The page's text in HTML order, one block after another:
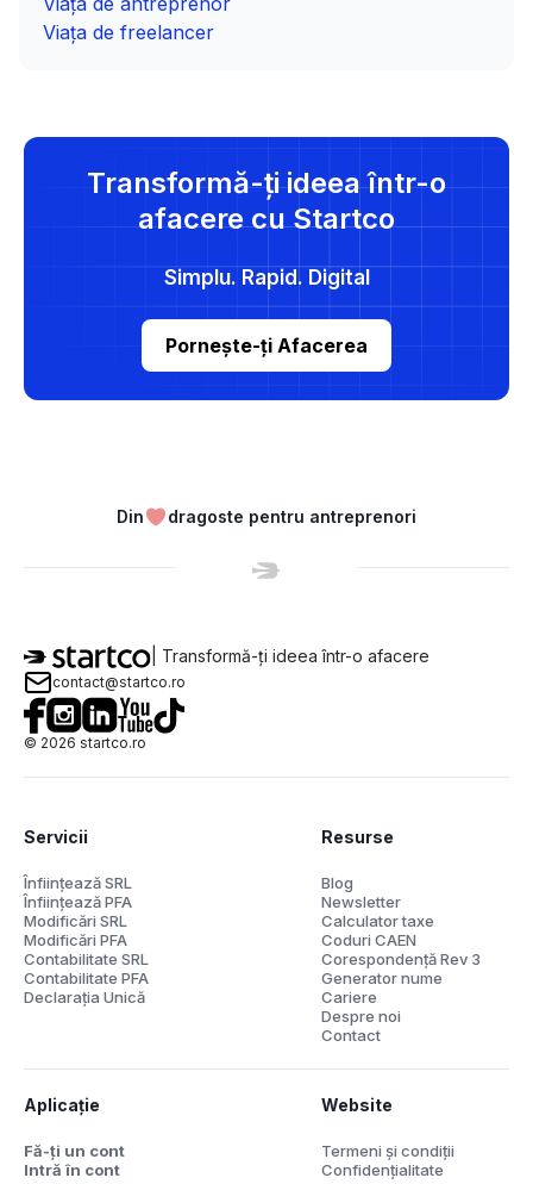
Viața de freelancer
Transformă-ți ideea într-o
afacere cu Startco
Simplu. Rapid. Digital
Pornește-ți Afacerea
Din dragoste pentru antreprenori
| Transformă-ți ideea într-o afacere
contact@startco.ro
© 2026 startco.ro
Servicii
Înființează SRL
Înființează PFA
Modificări SRL
Modificări PFA
Contabilitate SRL
Contabilitate PFA
Declarația Unică
Resurse
Blog
Newsletter
Calculator taxe
Coduri CAEN
Corespondență Rev 3
Generator nume
Cariere
Despre noi
Contact
Aplicație
Fă-ți un cont
Intră în cont
Website
Termeni și condiții
Confidențialitate